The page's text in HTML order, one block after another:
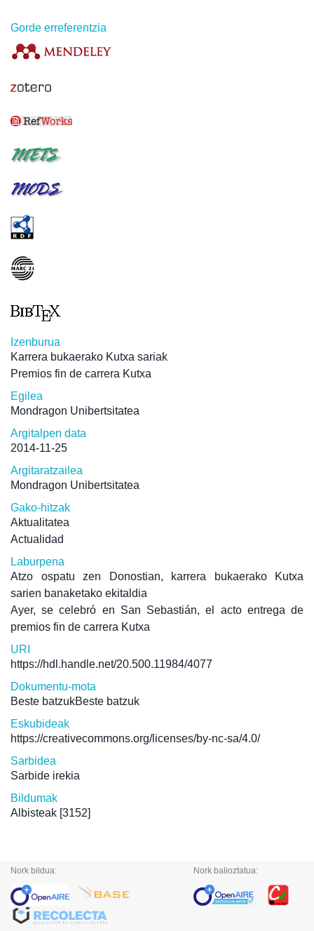
Gorde erreferentzia
Izenburua
Karrera bukaerako Kutxa sariak
Premios fin de carrera Kutxa
Egilea
Mondragon Unibertsitatea
Argitalpen data
2014-11-25
Argitaratzailea
Mondragon Unibertsitatea
Gako-hitzak
Aktualitatea
Actualidad
Laburpena
Atzo ospatu zen Donostian, karrera bukaerako Kutxa
sarien banaketako ekitaldia
Ayer, se celebró en San Sebastián, el acto entrega de
premios fin de carrera Kutxa
URI
https://hdl.handle.net/20.500.11984/4077
Dokumentu-mota
Beste batzukBeste batzuk
Eskubideak
https://creativecommons.org/licenses/by-nc-sa/4.0/
Sarbidea
Sarbide irekia
Bildumak
Albisteak [3152]
Nork bildua: Nork balioztatua: